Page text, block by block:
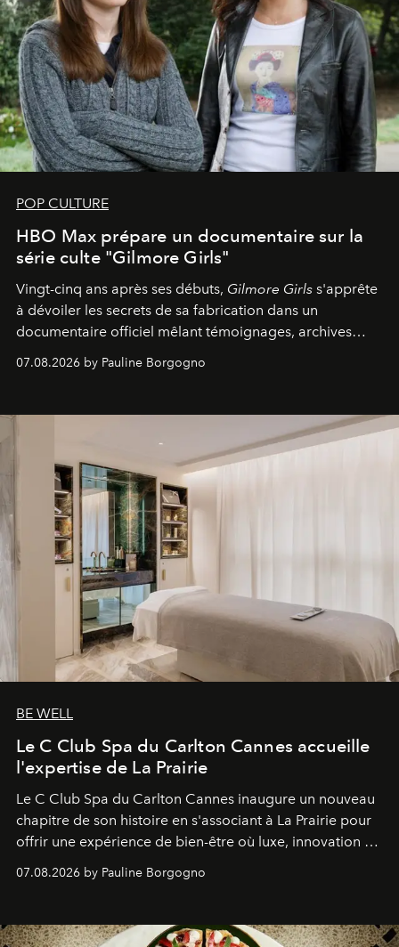
POP CULTURE
HBO Max prépare un documentaire sur la
série culte "Gilmore Girls"
Vingt-cinq ans après ses débuts, Gilmore Girls s'apprête
à dévoiler les secrets de sa fabrication dans un
documentaire officiel mêlant témoignages, archives
inédites et plongée dans les coulisses d'un phénomène
générationnel.
07.08.2026 by Pauline Borgogno
BE WELL
Le C Club Spa du Carlton Cannes accueille
l'expertise de La Prairie
Le C Club Spa du Carlton Cannes inaugure un nouveau
chapitre de son histoire en s'associant à La Prairie pour
offrir une expérience de bien-être où luxe, innovation et
expertise se rencontrent.
07.08.2026 by Pauline Borgogno